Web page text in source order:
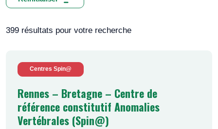
399 résultats pour votre recherche
Centres Spin@
Rennes – Bretagne – Centre de
référence constitutif Anomalies
Vertébrales (Spin@)